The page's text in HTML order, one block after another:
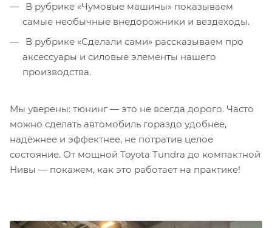
В рубрике «Чумовые машины» показываем
самые необычные внедорожники и вездеходы.
В рубрике «Сделали сами» рассказываем про
аксессуары и силовые элементы нашего
производства.
Мы уверены: тюнинг — это не всегда дорого. Часто
можно сделать автомобиль гораздо удобнее,
надёжнее и эффектнее, не потратив целое
состояние. От мощной Toyota Tundra до компактной
Нивы — покажем, как это работает на практике!